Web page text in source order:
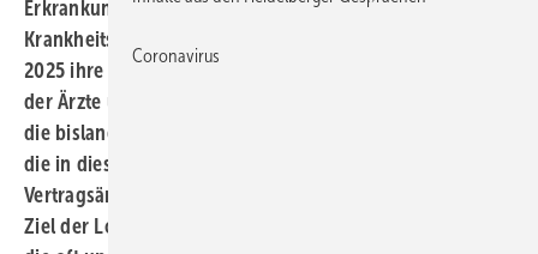
Erkrankung, die eine ähnliche Ursache oder
Krankheitsausprägung aufweist, kann ab dem 1. Januar
2025 ihre Wirkung entfalten. Der Bewertungsausschuss
der Ärzte und Krankenkassen hat zu diesem Stichtag nun
die bislang noch ausstehenden Abrechnungsziffern für
die in diesem Rahmen von Vertragsärztinnen und
Vertragsärzten zu erbringenden Leistungen festgelegt.
Ziel der Long-COVID-Richtlinie des G-BA ist es u.a., dass
Coronavirus